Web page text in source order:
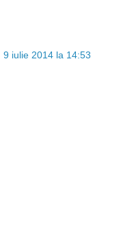
9 iulie 2014 la 14:53